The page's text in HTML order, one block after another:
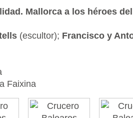
Mallorca a los héroes
(escultor); Francisco y
Faixina